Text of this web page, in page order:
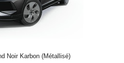
Noir Karbon (Métallisé)